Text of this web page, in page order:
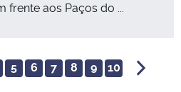
frente aos Paços do ...
5 6 7 8 9 10